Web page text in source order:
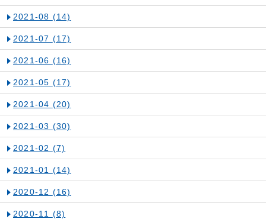
2021-08 (14)
2021-07 (17)
2021-06 (16)
2021-05 (17)
2021-04 (20)
2021-03 (30)
2021-02 (7)
2021-01 (14)
2020-12 (16)
2020-11 (8)